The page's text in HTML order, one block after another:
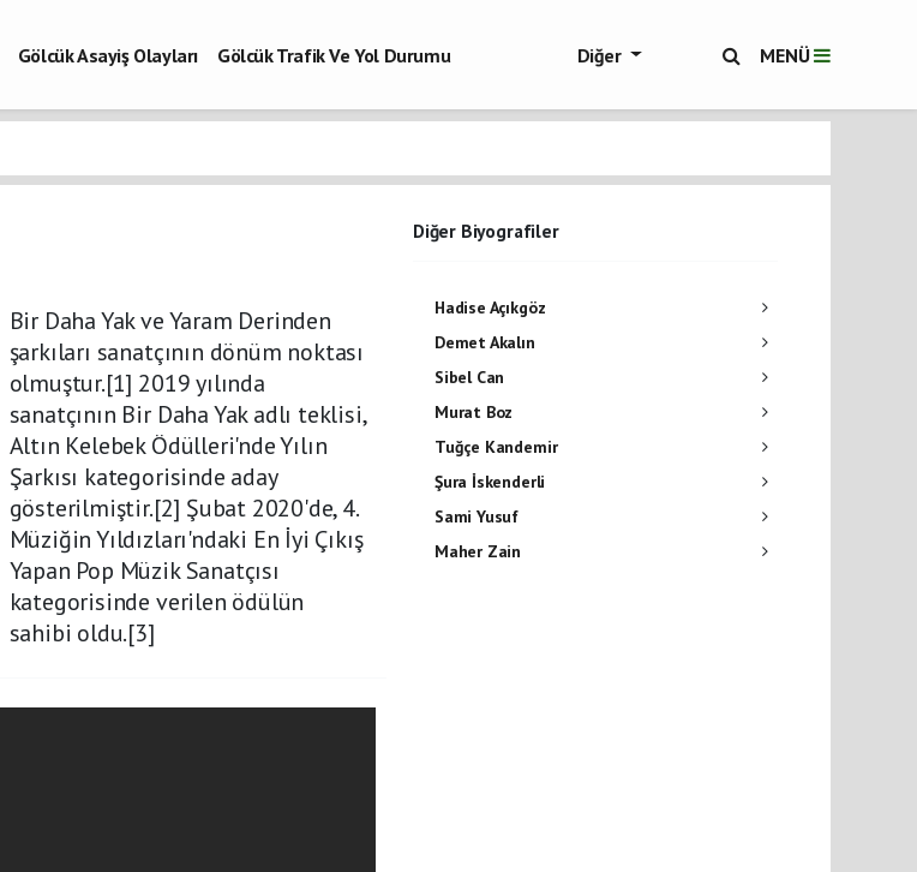
Gölcük Asayiş Olayları
Gölcük Trafik Ve Yol Durumu
Diğer MENÜ
Bir Daha Yak ve Yaram Derinden
şarkıları sanatçının dönüm noktası
olmuştur.[1] 2019 yılında
sanatçının Bir Daha Yak adlı teklisi,
Altın Kelebek Ödülleri'nde Yılın
Şarkısı kategorisinde aday
gösterilmiştir.[2] Şubat 2020'de, 4.
Müziğin Yıldızları'ndaki En İyi Çıkış
Yapan Pop Müzik Sanatçısı
kategorisinde verilen ödülün
sahibi oldu.[3]
Diğer Biyografiler
Hadise Açıkgöz
Demet Akalın
Sibel Can
Murat Boz
Tuğçe Kandemir
Şura İskenderli
Sami Yusuf
Maher Zain